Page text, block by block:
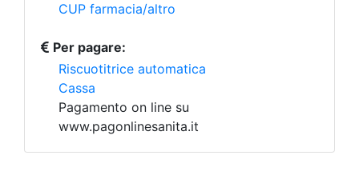
CUP farmacia/altro
Per pagare:
Riscuotitrice automatica
Cassa
Pagamento on line su
www.pagonlinesanita.it